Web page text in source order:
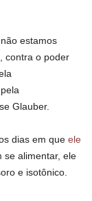
estamos
contra o poder
Glauber.
dias em que ele
se alimentar, ele
e isotônico.